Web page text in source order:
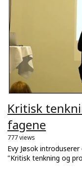
Kritisk
fagene
777 views
Evy Jøsok
"Kritisk tenkning og